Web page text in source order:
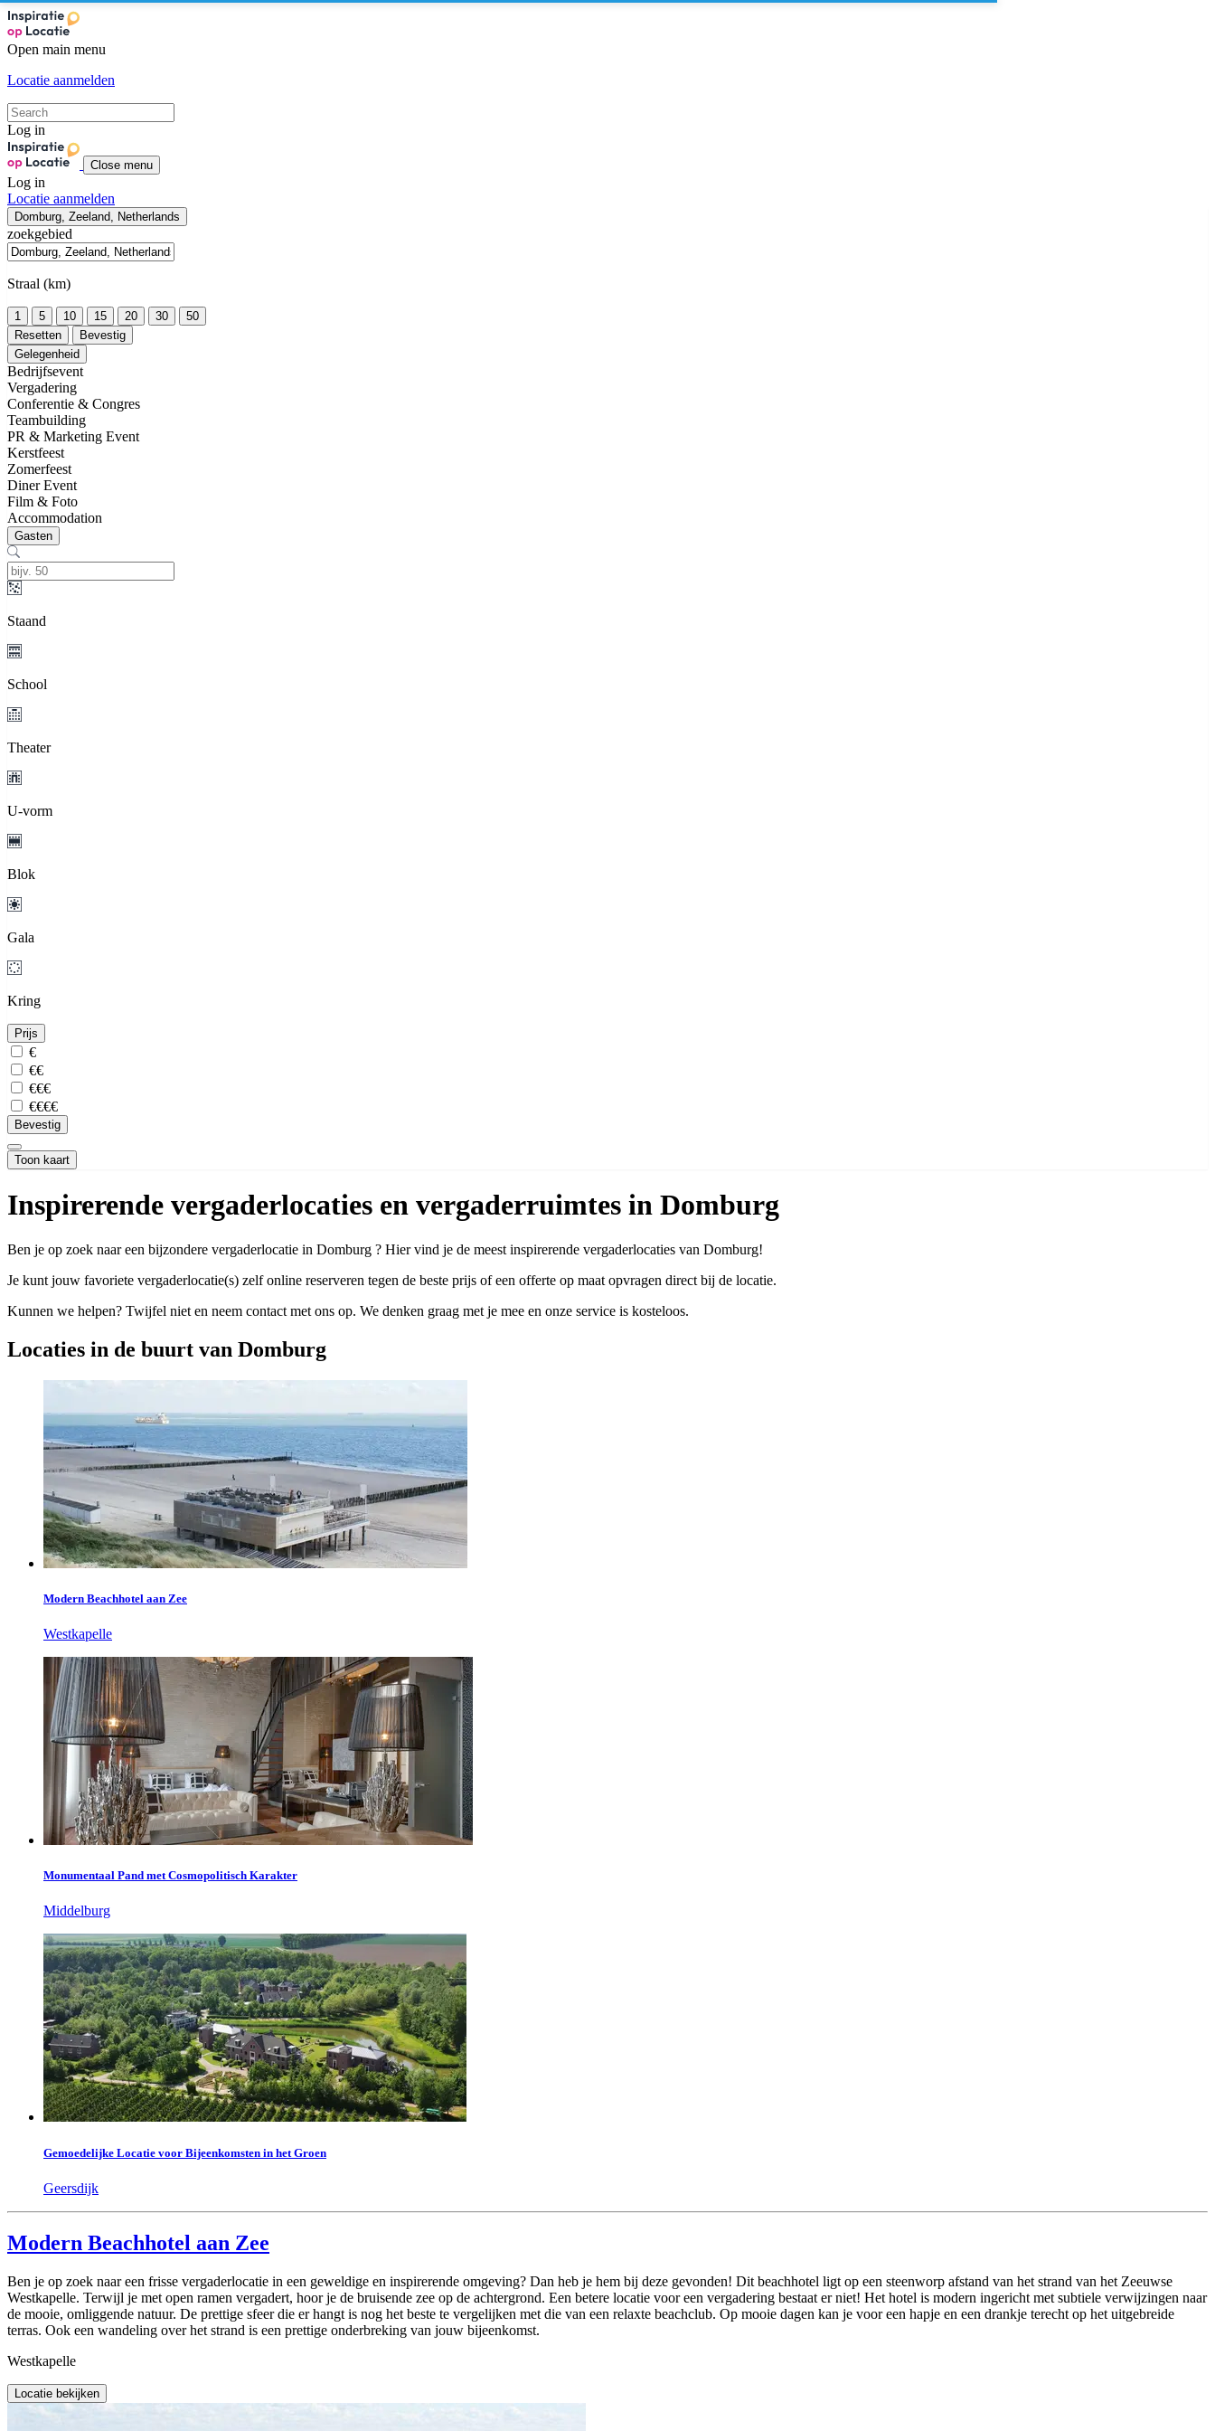
Open main menu
Locatie aanmelden
Log in
Close menu
Log in
Locatie aanmelden
Domburg, Zeeland, Netherlands
zoekgebied
Straal (km)
1 5 10 15 20 30
50
Resetten
Bevestig
Gelegenheid
Bedrijfsevent
Vergadering
Conferentie & Congres
Teambuilding
PR & Marketing Event
Kerstfeest
Zomerfeest
Diner Event
Film & Foto
Accommodation
Gasten
Staand
School
Theater
U-vorm
Blok
Gala
Kring
Prijs
€
€€
€€€
€€€€
Bevestig
Toon kaart
Inspirerende vergaderlocaties en vergaderruimtes in Domburg
Ben je op zoek naar een bijzondere vergaderlocatie in Domburg ? Hier vind je de meest inspirerende vergaderlocaties van Domburg!
Je kunt jouw favoriete vergaderlocatie(s) zelf online reserveren tegen de beste prijs of een offerte op maat opvragen direct bij de locatie.
Kunnen we helpen? Twijfel niet en neem contact met ons op. We denken graag met je mee en onze service is kosteloos.
Locaties in de buurt van Domburg
Modern Beachhotel aan Zee
Westkapelle
Monumentaal Pand met Cosmopolitisch Karakter
Middelburg
Gemoedelijke Locatie voor Bijeenkomsten in het Groen
Geersdijk
Modern Beachhotel aan Zee
Ben je op zoek naar een frisse vergaderlocatie in een geweldige en inspirerende omgeving? Dan heb je hem bij deze gevonden! Dit beachhotel ligt op een steenworp afstand van het strand van het Zeeuwse
Westkapelle. Terwijl je met open ramen vergadert, hoor je de bruisende zee op de achtergrond. Een betere locatie voor een vergadering bestaat er niet! Het hotel is modern ingericht met subtiele verwijzingen naar
de mooie, omliggende natuur. De prettige sfeer die er hangt is nog het beste te vergelijken met die van een relaxte beachclub. Op mooie dagen kan je voor een hapje en een drankje terecht op het uitgebreide
terras. Ook een wandeling over het strand is een prettige onderbreking van jouw bijeenkomst.
Westkapelle
Locatie bekijken